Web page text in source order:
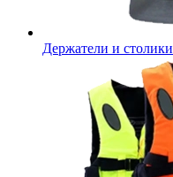
Держатели и столики